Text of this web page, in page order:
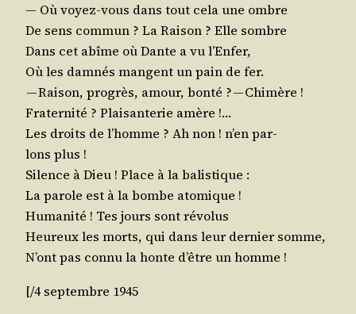
— Où voyez-vous dans tout cela une ombre
De sens com­mun ? La Rai­son ? Elle sombre
Dans cet abîme où Dante a vu l’Enfer,
Où les dam­nés mangent un pain de fer.
— Rai­son, pro­grès, amour, bon­té ? — Chimère !
Fra­ter­ni­té ? Plai­san­te­rie amère !…
Les droits de l’homme ? Ah non ! n’en par­
lons plus !
Silence à Dieu ! Place à la balistique :
La parole est à la bombe atomique !
Huma­ni­té ! Tes jours sont révolus
Heu­reux les morts, qui dans leur der­nier somme,
N’ont pas connu la honte d’être un homme !
[/​4 sep­tembre 1945